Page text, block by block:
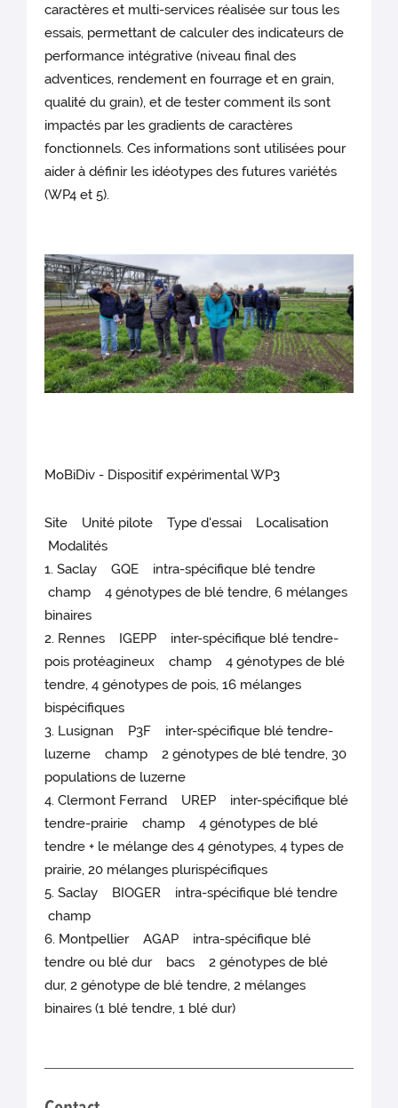
caractères et multi-services réalisée sur tous les
essais, permettant de calculer des indicateurs de
performance intégrative (niveau final des
adventices, rendement en fourrage et en grain,
qualité du grain), et de tester comment ils sont
impactés par les gradients de caractères
fonctionnels. Ces informations sont utilisées pour
aider à définir les idéotypes des futures variétés
(WP4 et 5).
MoBiDiv - Dispositif expérimental WP3
Site Unité pilote Type d'essai Localisation
Modalités
1. Saclay GQE intra-spécifique blé tendre
champ 4 génotypes de blé tendre, 6 mélanges
binaires
2. Rennes IGEPP inter-spécifique blé tendre-
pois protéagineux champ 4 génotypes de blé
tendre, 4 génotypes de pois, 16 mélanges
bispécifiques
3. Lusignan P3F inter-spécifique blé tendre-
luzerne champ 2 génotypes de blé tendre, 30
populations de luzerne
4. Clermont Ferrand UREP inter-spécifique blé
tendre-prairie champ 4 génotypes de blé
tendre + le mélange des 4 génotypes, 4 types de
prairie, 20 mélanges plurispécifiques
5. Saclay BIOGER intra-spécifique blé tendre
champ
6. Montpellier AGAP intra-spécifique blé
tendre ou blé dur bacs 2 génotypes de blé
dur, 2 génotype de blé tendre, 2 mélanges
binaires (1 blé tendre, 1 blé dur)